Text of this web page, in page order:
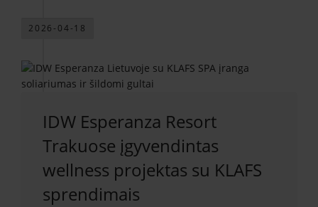
2026-04-18
IDW Esperanza Resort
Trakuose įgyvendintas
wellness projektas su KLAFS
sprendimais